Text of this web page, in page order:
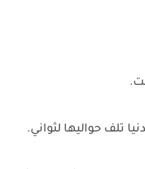
تلف حواليها لثواني.